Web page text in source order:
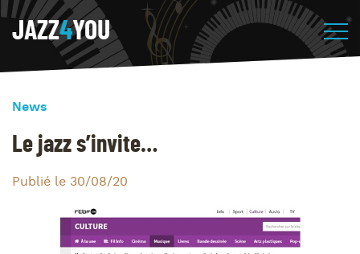
JAZZ4YOU
News
Le jazz s’invite…
Publié le 30/08/20